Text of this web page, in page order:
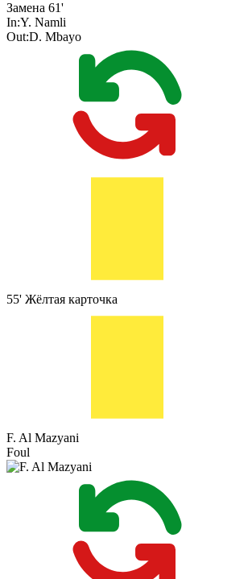
Замена 61'
In:Y. Namli
Out:D. Mbayo
55' Жёлтая карточка
F. Al Mazyani
Foul